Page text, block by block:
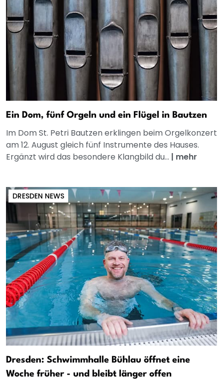
Ein Dom, fünf Orgeln und ein Flügel in Bautzen
Im Dom St. Petri Bautzen erklingen beim Orgelkonzert
am 12. August gleich fünf Instrumente des Hauses.
Ergänzt wird das besondere Klangbild du... | mehr
DRESDEN NEWS
Dresden: Schwimmhalle Bühlau öffnet eine
Woche früher - und bleibt länger offen